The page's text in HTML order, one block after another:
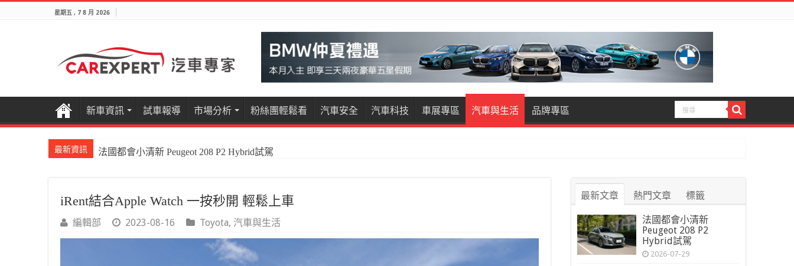
星期五 , 7 8 月 2026
新車資訊 試車報導 市場分析 粉絲團輕鬆看 汽車安全 汽車科技 車展專區 汽車與生活 品牌專區
最新資訊 法國都會小清新 Peugeot 208 P2 Hybrid試駕
iRent結合Apple Watch 一按秒開 輕鬆上車
編輯部 2023-08-16 Toyota, 汽車與生活
最新文章 熱門文章 標籤
法國都會小清新
Peugeot 208 P2
Hybrid試駕
2026-07-29